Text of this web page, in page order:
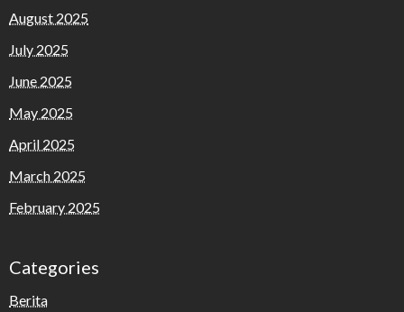
August 2025
July 2025
June 2025
May 2025
April 2025
March 2025
February 2025
Categories
Berita